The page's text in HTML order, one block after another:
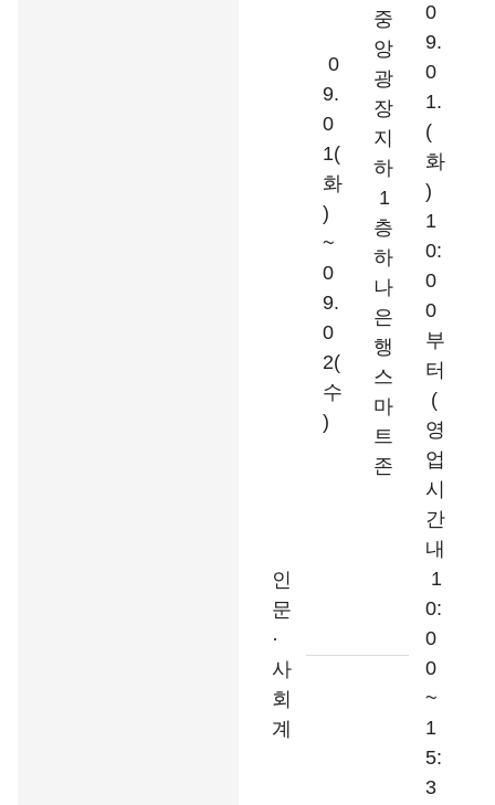
인
문
·
사
회
계
0
9.
0
1(
화
)
~
0
9.
0
2(
수
)
중
앙
광
장
지
하
1
층
하
나
은
행
스
마
트
존
0
9.
0
1.
(
화
)
1
0:
0
0
부
터
(
영
업
시
간
내
1
0:
0
0
~
1
5:
3